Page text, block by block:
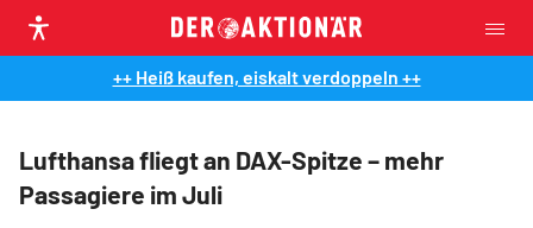
++ Heiß kaufen, eiskalt verdoppeln ++
Lufthansa fliegt an DAX-Spitze – mehr
Passagiere im Juli